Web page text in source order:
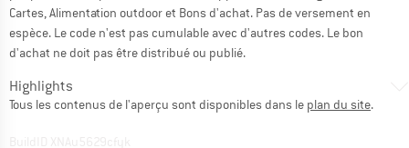
Cartes, Alimentation outdoor et Bons d'achat. Pas de versement en
espèce. Le code n'est pas cumulable avec d'autres codes. Le bon
d'achat ne doit pas être distribué ou publié.
Highlights
Tous les contenus de l'aperçu sont disponibles dans le plan du site.